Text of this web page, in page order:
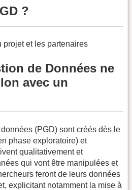
?
projet et les partenaires
de Données ne
avec un
(PGD) sont créés dès le
phase exploratoire) et
qualitativement et
qui vont être manipulées et
feront de leurs données
explicitant notamment la mise à